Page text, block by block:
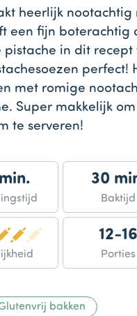
heerlijk nootachtig
een fijn boterachtig
pistache in dit recept
perfect!
met romige
Super makkelijk
te serveren!
30
Baktijd
12-16
Porties
bakken